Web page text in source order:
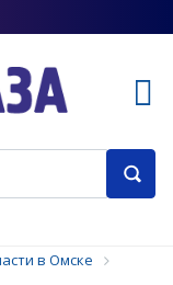
в Омске